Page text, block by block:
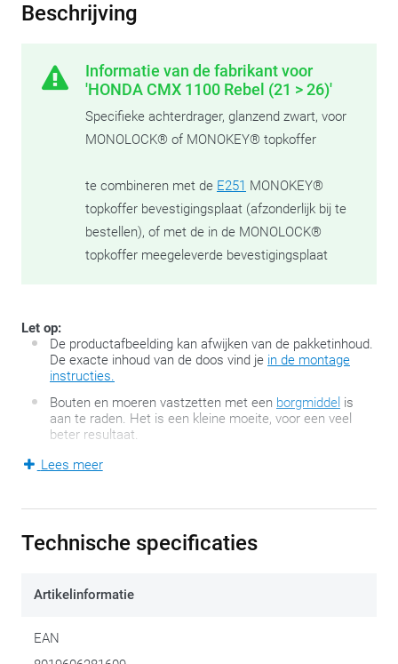
Beschrijving
Informatie van de fabrikant voor
'HONDA CMX 1100 Rebel (21 > 26)'
Specifieke achterdrager, glanzend zwart, voor
MONOLOCK® of MONOKEY® topkoffer
te combineren met de E251 MONOKEY®
topkoffer bevestigingsplaat (afzonderlijk bij te
bestellen), of met de in de MONOLOCK®
topkoffer meegeleverde bevestigingsplaat
Let op:
De productafbeelding kan afwijken van de pakketinhoud.
De exacte inhoud van de doos vind je in de montage
instructies.
Bouten en moeren vastzetten met een borgmiddel is
aan te raden. Het is een kleine moeite, voor een veel
beter resultaat.
bevestigingspunten toch voorzien worden van
Lees meer
Technische specificaties
Artikelinformatie
EAN